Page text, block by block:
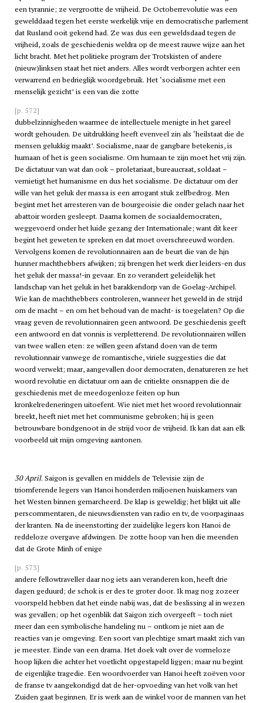
een tyrannie; ze vergrootte de vrijheid. De Octoberrevolutie was een
gewelddaad tegen het eerste werkelijk vrije en democratische parlement
dat Rusland ooit gekend had. Ze was dus een geweldsdaad tegen de
vrijheid, zoals de geschiedenis weldra op de meest rauwe wijze aan het
licht bracht. Met het politieke program der Trotskisten of andere
(nieuw)linksen staat het niet anders. Alles wordt verborgen achter een
verwarrend en bedrieglijk woordgebruik. Het ‘socialisme met een
menselijk gezicht’ is een van die zotte
[p. 572]
dubbelzinnigheden waarmee de intellectuele menigte in het gareel
wordt gehouden. De uitdrukking heeft evenveel zin als ‘heilstaat die de
mensen gelukkig maakt’. Socialisme, naar de gangbare betekenis, is
humaan of het is geen socialisme. Om humaan te zijn moet het vrij zijn.
De dictatuur van wat dan ook – proletariaat, bureaucraat, soldaat –
vernietigt het humanisme en dus het socialisme. De dictatuur om der
wille van het geluk der massa is een arrogant stuk zelfbedrog. Men
begint met het arresteren van de bourgeoisie die onder gelach naar het
abattoir worden gesleept. Daarna komen de sociaaldemocraten,
weggevoerd onder het luide gezang der Internationale; want dit keer
begint het geweten te spreken en dat moet overschreeuwd worden.
Vervolgens komen de revolutionnairen aan de beurt die van de hjn
hunner machthebbers afwijken; zij brengen het werk dier leiders-en dus
het geluk der massa!-in gevaar. En zo verandert geleidelijk het
landschap van het geluk in het barakkendorp van de Goelag-Archipel.
Wie kan de machthebbers controleren, wanneer het geweld in de strijd
om de macht – en om het behoud van de macht- is toegelaten? Op die
vraag geven de revolutionnairen geen antwoord. De geschiedenis geeft
een antwoord en dat vonnis is verpletterend. De revolutionnairen willen
van twee wallen eten: ze willen geen afstand doen van de term
revolutionnair vanwege de romantische, viriele suggesties die dat
woord verwekt; maar, aangevallen door democraten, denatureren ze het
woord revolutie en dictatuur om aan de critiekte onsnappen die de
geschiedenis met de meedogenloze feiten op hun
kronkelredeneringen uitoefent. Wie niet met het woord revolutionnair
breekt, heeft niet met het communisme gebroken; hij is geen
betrouwbare bondgenoot in de strijd voor de vrijheid. Ik kan dat aan elk
voorbeeld uit mijn omgeving aantonen.
30 April. Saigon is gevallen en middels de Televisie zijn de
triomferende legers van Hanoi honderden miljoenen huiskamers van
het Westen binnen gemarcheerd. De klap is geweldig; het blijkt uit alle
perscommentaren, de nieuwsdiensten van radio entv,de voorpaginaas
der kranten. Na de ineenstorting der zuidelijke legers kon Hanoi de
reddeloze overgave afdwingen. De zotte hoop van hen die meenden
dat de Grote Minh of enige
[p. 573]
andere fellowtraveller daar nog iets aan veranderen kon, heeft drie
dagen geduurd; de schok is er des te groter door. Ik mag nog zozeer
voorspeld hebben dat het einde nabij was, dat de beslissing al in wezen
was gevallen; op het ogenblik dat Saigon zich overgeeft – toch niet
meer dan een symbolische handeling nu – ontkom je niet aan de
reacties van je omgeving. Een soort van plechtige smart maakt zich van
je meester. Einde van een drama. Het doek valt over de vormeloze
hoop lijken die achter het voetlicht opgestapeld liggen; maar nu begint
de eigenlijke tragedie. Een woordvoerder van Hanoi heeft zoëven voor
de franse tvaangekondigd dat de her-opvoeding van het volk van het
Zuiden gaat beginnen. Er is werk aan de winkel voor de mannen van het